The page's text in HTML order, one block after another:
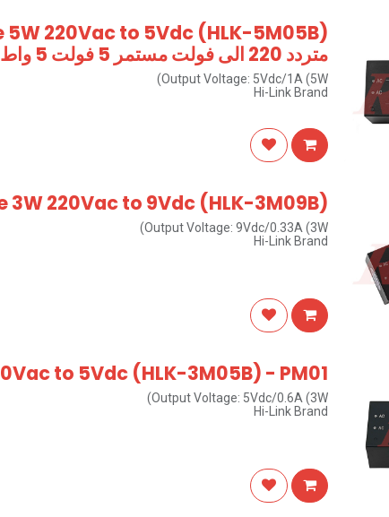
متردد 220 الى فولت مستمر 5 فولت 5 واط
Output Voltage: 5Vdc/1A (5W)
Hi-Link Brand
3W 220Vac to 9Vdc (HLK-3M09B)
Output Voltage: 9Vdc/0.33A (3W)
Hi-Link Brand
to 5Vdc (HLK-3M05B) - PM01
Output Voltage: 5Vdc/0.6A (3W)
Hi-Link Brand